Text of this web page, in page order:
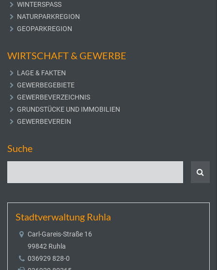
WINTERSPASS
NATURPARKREGION
GEOPARKREGION
WIRTSCHAFT & GEWERBE
LAGE & FAKTEN
GEWERBEGEBIETE
GEWERBEVERZEICHNIS
GRUNDSTÜCKE UND IMMOBILIEN
GEWERBEVEREIN
Suche
Stadtverwaltung Ruhla
Carl-Gareis-Straße 16
99842 Ruhla
036929 828-0